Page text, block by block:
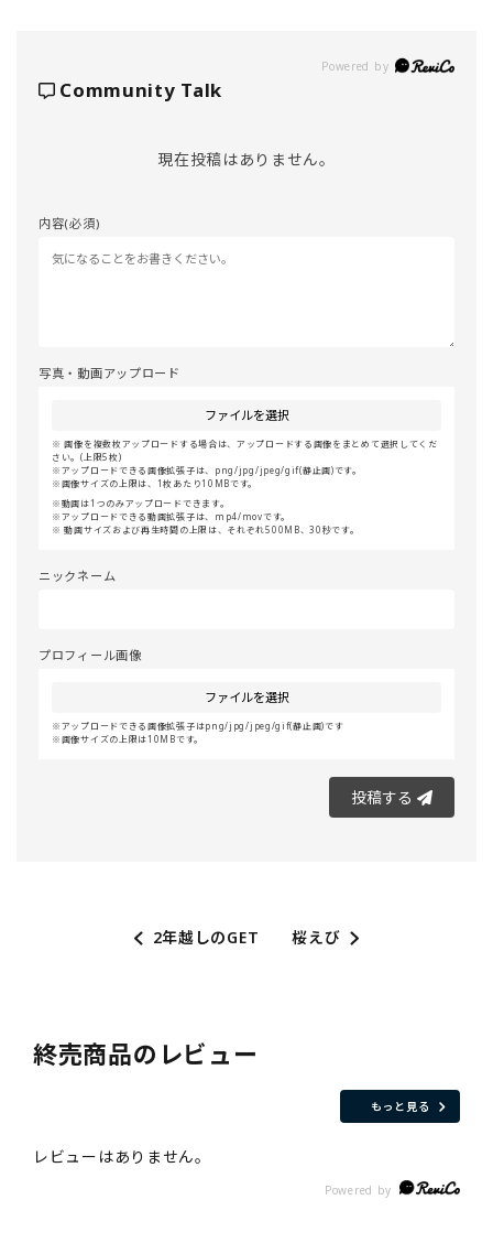
Powered by
Community Talk
現在投稿はありません。
内容(必須)
写真・動画アップロード
ファイルを選択
画像を複数枚アップロードする場合は、アップロードする画像をまとめて選択してくだ
さい。(上限5枚)
アップロードできる画像拡張子は、png/jpg/jpeg/gif(静止画)です。
画像サイズの上限は、1枚あたり10MBです。
動画は1つのみアップロードできます。
アップロードできる動画拡張子は、mp4/movです。
動画サイズおよび再生時間の上限は、それぞれ500MB、30秒です。
ニックネーム
プロフィール画像
ファイルを選択
アップロードできる画像拡張子はpng/jpg/jpeg/gif(静止画)です
画像サイズの上限は10MBです。
投稿する
2年越しのGET 桜えび
終売商品のレビュー
もっと見る